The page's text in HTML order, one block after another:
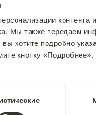
контента
Мы также передаем
хотите подробно
кнопку
уменьшает риск
давление, помогает
других заболеваний.
веществ в организме.